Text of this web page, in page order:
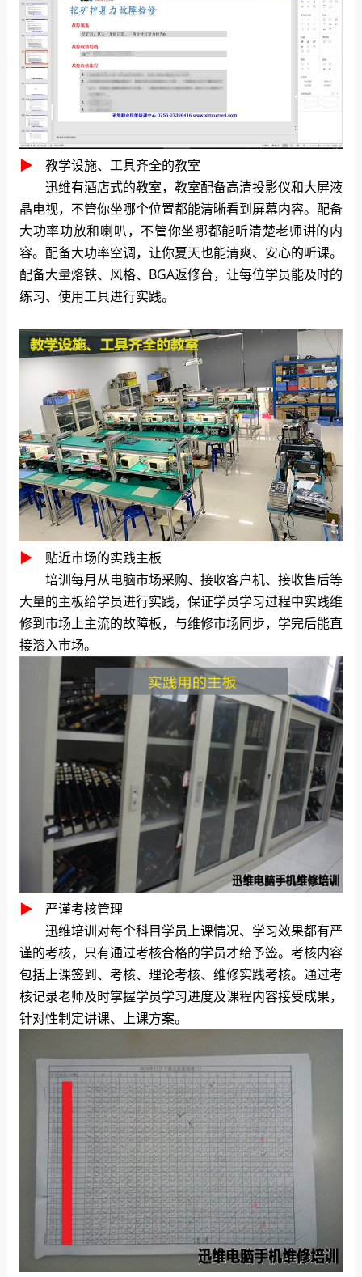
▶ 教学设施、工具齐全的教室
迅维有酒店式的教室，教室配备高清投影仪和大屏液
晶电视，不管你坐哪个位置都能清晰看到屏幕内容。配备
大功率功放和喇叭，不管你坐哪都能听清楚老师讲的内
容。配备大功率空调，让你夏天也能清爽、安心的听课。
配备大量烙铁、风格、BGA返修台，让每位学员能及时的
练习、使用工具进行实践。
▶ 贴近市场的实践主板
培训每月从电脑市场采购、接收客户机、接收售后等
大量的主板给学员进行实践，保证学员学习过程中实践维
修到市场上主流的故障板，与维修市场同步，学完后能直
接溶入市场。
▶ 严谨考核管理
迅维培训对每个科目学员上课情况、学习效果都有严
谨的考核，只有通过考核合格的学员才给予签。考核内容
包括上课签到、考核、理论考核、维修实践考核。通过考
核记录老师及时掌握学员学习进度及课程内容接受成果，
针对性制定讲课、上课方案。